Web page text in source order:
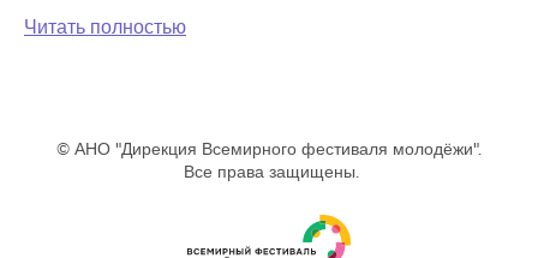
Читать полностью
© АНО "Дирекция Всемирного фестиваля молодёжи".
Все права защищены.